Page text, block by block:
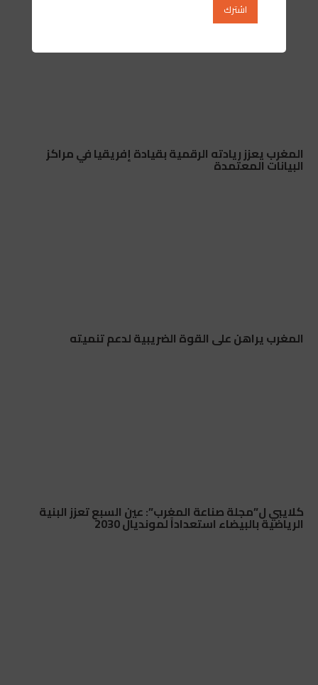
المغرب يعزز ريادته الرقمية بقيادة إفريقيا في مراكز
البيانات المعتمدة
المغرب يراهن على القوة الضريبية لدعم تنميته
كلايبي ل”مجلة صناعة المغرب”: عين السبع تعزز البنية
الرياضية بالبيضاء استعداداً لمونديال 2030